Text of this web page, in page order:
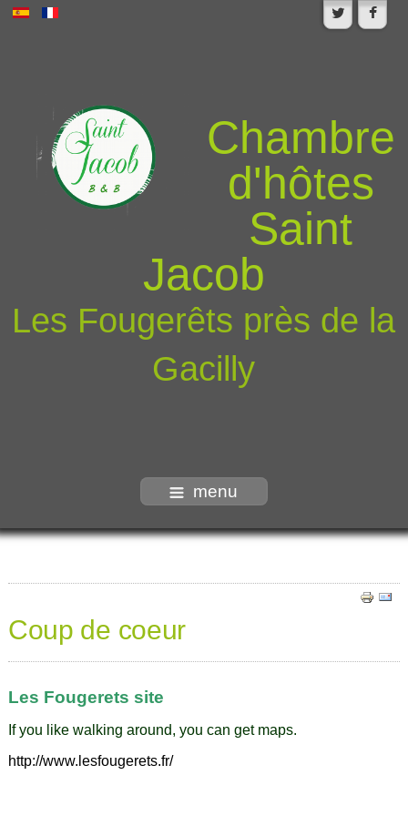
Chambre
d'hôtes
Saint
Jacob
Les Fougerêts près de la
Gacilly
menu
Coup de coeur
Les Fougerets site
If you like walking around, you can get maps.
http://www.lesfougerets.fr/